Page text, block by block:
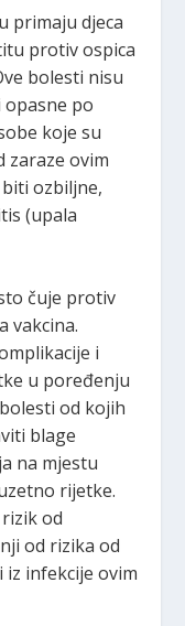
primaju djeca
protiv ospica
bolesti nisu
po
koje su
zaraze ovim
ozbiljne,
(upala
čuje protiv
vakcina.
i
u poređenju
od kojih
blage
na mjestu
rijetke.
od
od rizika od
infekcije ovim